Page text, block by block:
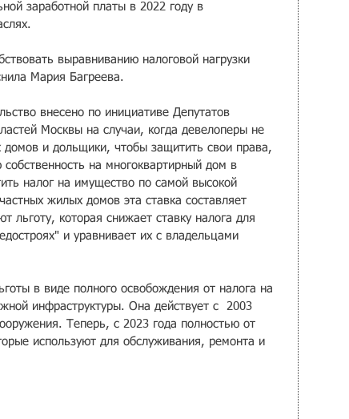
заработной платы в 2022 году в
выравниванию налоговой нагрузки
Мария Багреева.
внесено по инициативе Депутатов
Москвы на случаи, когда девелоперы не
домов и дольщики, чтобы защитить свои права,
на многоквартирный дом в
налог на имущество по самой высокой
жилых домов эта ставка составляет
льготу, которая снижает ставку налога для
и уравнивает их с владельцами
в виде полного освобождения от налога на
инфраструктуры. Она действует с  2003
Теперь, с 2023 года полностью от
используют для обслуживания, ремонта и